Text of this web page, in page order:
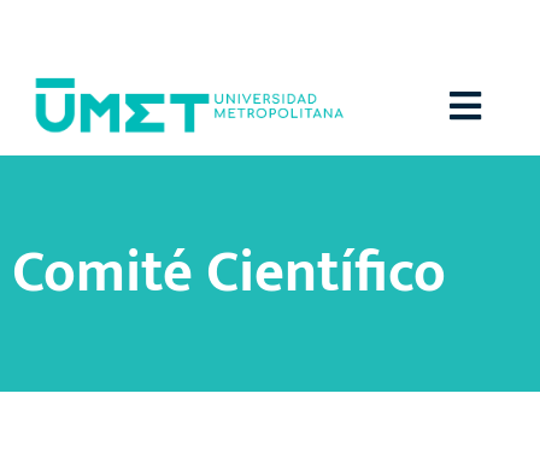
Comité Científico